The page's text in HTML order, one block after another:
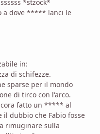
*stzock*
a dove ***** lanci le
in:
di schifezze.
sparse per il mondo
di tirco con l'arco.
fatto un ***** al
dubbio che Fabio fosse
rimuginare sulla